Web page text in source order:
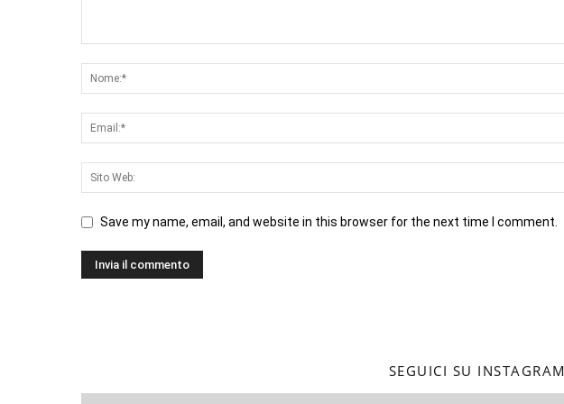
Save my name, email, and website in this browser for the next time I comment.
SEGUICI SU INSTAGRAM